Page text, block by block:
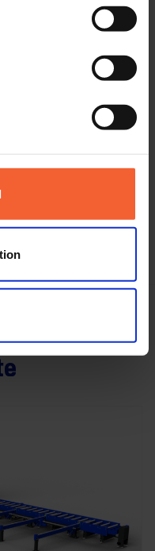
rencontrer à MACH ou
ou
contactez-nous